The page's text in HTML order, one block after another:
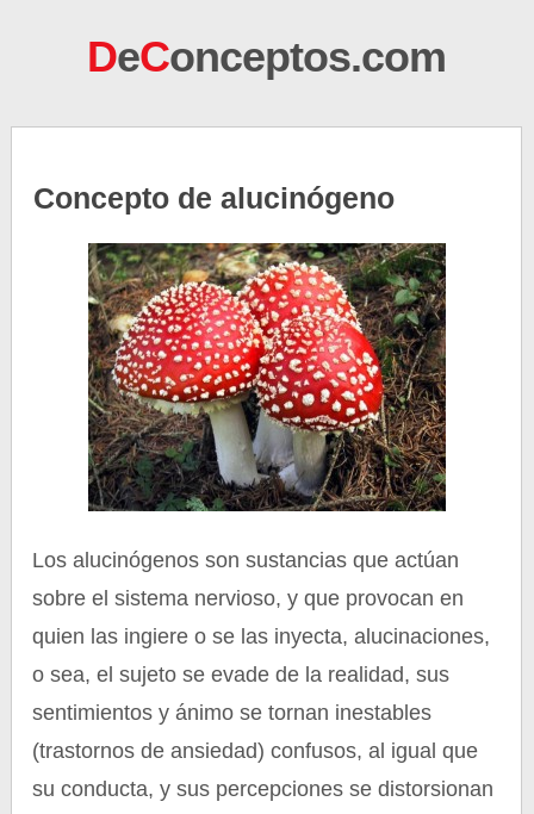
DeConceptos.com
Concepto de alucinógeno
Los alucinógenos son sustancias que actúan
sobre el sistema nervioso, y que provocan en
quien las ingiere o se las inyecta, alucinaciones,
o sea, el sujeto se evade de la realidad, sus
sentimientos y ánimo se tornan inestables
(trastornos de ansiedad) confusos, al igual que
su conducta, y sus percepciones se distorsionan